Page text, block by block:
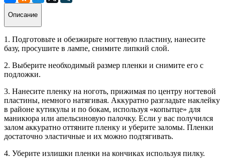
Описание
1. Подготовьте и обезжирьте ногтевую пластину, нанесите
базу, просушите в лампе, снимите липкий слой.
2. Выберите необходимый размер пленки и снимите его с
подложки.
3. Нанесите пленку на ноготь, прижимая по центру ногтевой
пластины, немного натягивая. Аккуратно разгладьте наклейку
в районе кутикулы и по бокам, используя «копытце» для
маникюра или апельсиновую палочку. Если у вас получился
залом аккуратно оттяните пленку и уберите заломы. Пленки
достаточно эластичные и их можно подтягивать.
4. Уберите излишки пленки на кончиках используя пилку.